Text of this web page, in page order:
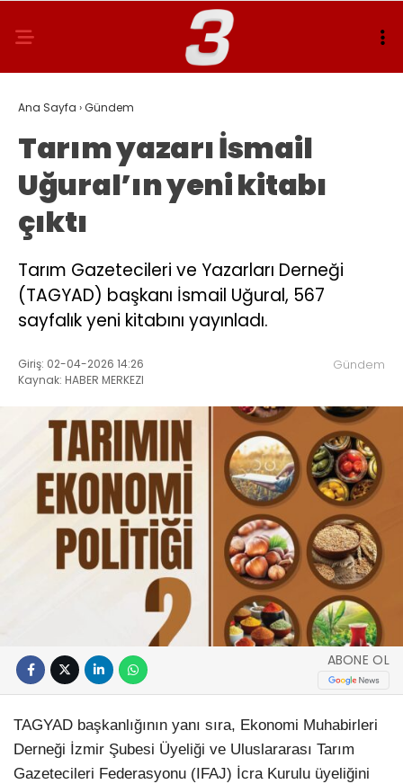
Ana Sayfa ›Gündem
Tarım yazarı İsmail
Uğural’ın yeni kitabı
çıktı
Tarım Gazetecileri ve Yazarları Derneği
(TAGYAD) başkanı İsmail Uğural, 567
sayfalık yeni kitabını yayınladı.
Giriş: 02-04-2026 14:26
Kaynak: HABER MERKEZI
Gündem
ABONE OL
TAGYAD başkanlığının yanı sıra, Ekonomi Muhabirleri
Derneği İzmir Şubesi Üyeliği ve Uluslararası Tarım
Gazetecileri Federasyonu (IFAJ) İcra Kurulu üyeliğini